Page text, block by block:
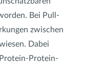
Bei Pull-
zwischen
Dabei
Protein-